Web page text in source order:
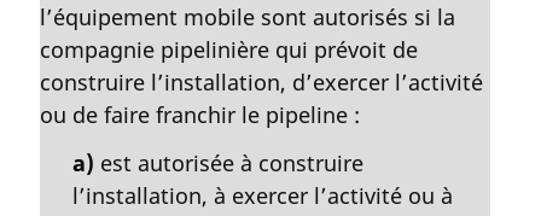
l’équipement mobile sont autorisés si la
compagnie pipelinière qui prévoit de
construire l’installation, d’exercer l’activité
ou de faire franchir le pipeline :
a) est autorisée à construire
l’installation, à exercer l’activité ou à